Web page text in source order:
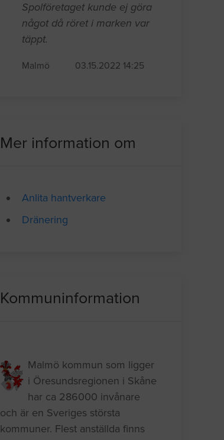
Spolföretaget kunde ej göra
något då röret i marken var
täppt.
Malmö 03.15.2022 14:25
Mer information om
Anlita hantverkare
Dränering
Kommuninformation
Malmö kommun som ligger
i Öresundsregionen i Skåne
har ca 286000 invånare
och är en Sveriges största
kommuner. Flest anställda finns